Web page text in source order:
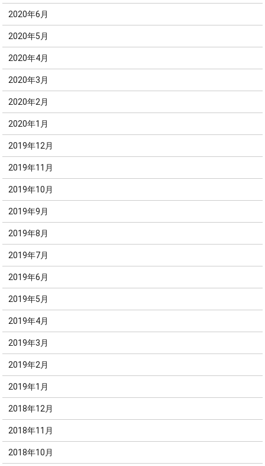
2020年6月
2020年5月
2020年4月
2020年3月
2020年2月
2020年1月
2019年12月
2019年11月
2019年10月
2019年9月
2019年8月
2019年7月
2019年6月
2019年5月
2019年4月
2019年3月
2019年2月
2019年1月
2018年12月
2018年11月
2018年10月